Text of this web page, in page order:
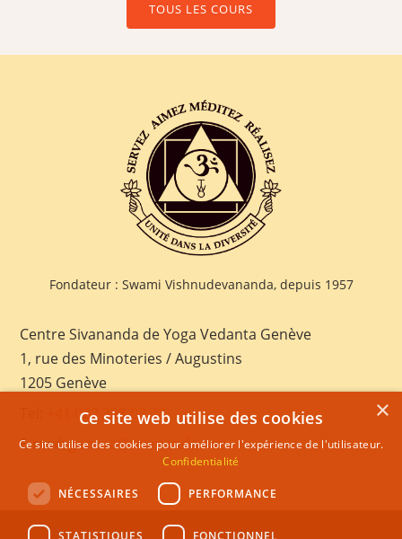
TOUS LES COURS
Fondateur : Swami Vishnudevananda, depuis 1957
Centre Sivananda de Yoga Vedanta Genève
1, rue des Minoteries / Augustins
1205 Genève
+41 022 328 03 28
E-mail:geneva@sivananda.net
×
Ce site web utilise des cookies
Ce site utilise des cookies pour améliorer l'expérience de l'utilisateur.
Confidentialité
NÉCESSAIRES PERFORMANCE
STATISTIQUES FONCTIONNEL